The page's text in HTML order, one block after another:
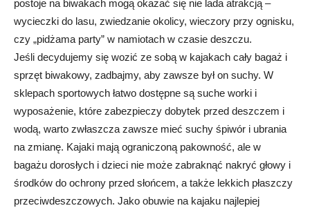
postoje na biwakach mogą okazać się nie lada atrakcją –
wycieczki do lasu, zwiedzanie okolicy, wieczory przy ognisku,
czy „pidżama party” w namiotach w czasie deszczu.
Jeśli decydujemy się wozić ze sobą w kajakach cały bagaż i
sprzęt biwakowy, zadbajmy, aby zawsze był on suchy. W
sklepach sportowych łatwo dostępne są suche worki i
wyposażenie, które zabezpieczy dobytek przed deszczem i
wodą, warto zwłaszcza zawsze mieć suchy śpiwór i ubrania
na zmianę. Kajaki mają ograniczoną pakowność, ale w
bagażu dorosłych i dzieci nie może zabraknąć nakryć głowy i
środków do ochrony przed słońcem, a także lekkich płaszczy
przeciwdeszczowych. Jako obuwie na kajaku najlepiej